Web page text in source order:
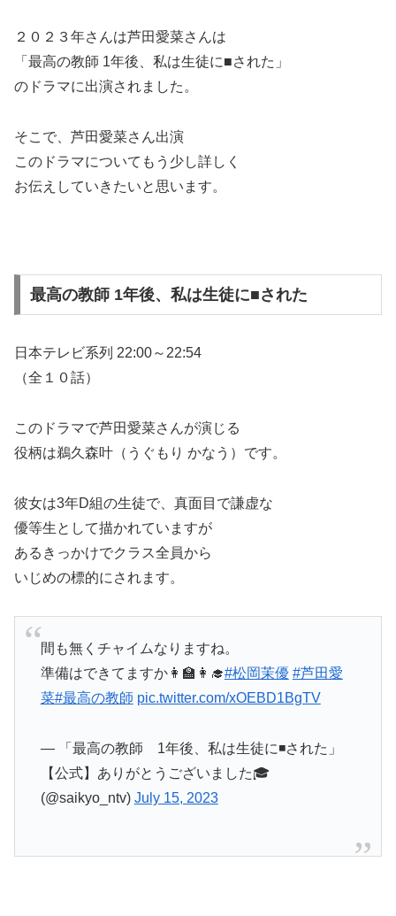
２０２３年さんは芦田愛菜さんは
「最高の教師 1年後、私は生徒に■された」
のドラマに出演されました。
そこで、 芦田愛菜さん出演
このドラマについてもう少し詳しく
お伝えしていきたいと思います。
最高の教師 1年後、私は生徒に■された
日本テレビ系列 22:00～22:54
（全１０話）
このドラマで芦田愛菜さんが演じる
役柄は鵜久森叶（うぐもり かなう）です。
彼女は3年D組の生徒で、真面目で謙虚な
優等生として描かれていますが
あるきっかけでクラス全員から
いじめの標的にされます。
間も無くチャイムなりますね。
準備はできてますか👩‍🏫👩‍🎓#松岡茉優 #芦田愛
菜#最高の教師 pic.twitter.com/xOEBD1BgTV
— 「最高の教師 1年後、私は生徒に◾️された」
【公式】ありがとうございました🎓
(@saikyo_ntv) July 15, 2023